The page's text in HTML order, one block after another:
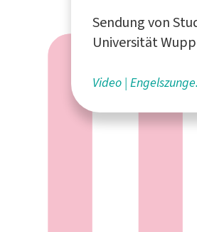
Sendung von
Universität
Video